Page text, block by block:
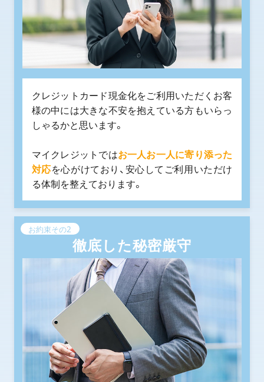
クレジットカード現金化をご利用いただくお客
様の中には大きな不安を抱えている方もいらっ
しゃるかと思います。
マイクレジットではお一人お一人に寄り添った
対応を心がけており、安心してご利用いただけ
る体制を整えております。
お約束その2
徹底した秘密厳守